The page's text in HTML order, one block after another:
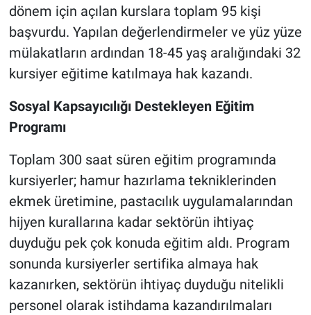
dönem için açılan kurslara toplam 95 kişi
başvurdu. Yapılan değerlendirmeler ve yüz yüze
mülakatların ardından 18-45 yaş aralığındaki 32
kursiyer eğitime katılmaya hak kazandı.
Sosyal Kapsayıcılığı Destekleyen Eğitim
Programı
Toplam 300 saat süren eğitim programında
kursiyerler; hamur hazırlama tekniklerinden
ekmek üretimine, pastacılık uygulamalarından
hijyen kurallarına kadar sektörün ihtiyaç
duyduğu pek çok konuda eğitim aldı. Program
sonunda kursiyerler sertifika almaya hak
kazanırken, sektörün ihtiyaç duyduğu nitelikli
personel olarak istihdama kazandırılmaları